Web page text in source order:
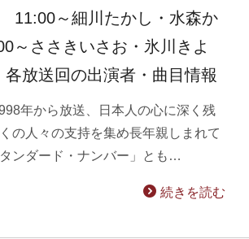
11:00～細川たかし・水森か
～ささきいさお・氷川きよ
放送回の出演者・曲目情報
年から放送、日本人の心に深く残
の人々の支持を集め長年親しまれて
ンダード・ナンバー」とも…
続きを読む